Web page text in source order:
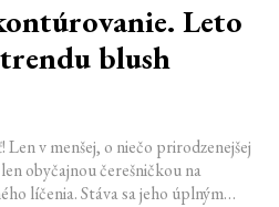
Leto
blush
Len v menšej, o niečo prirodzenejšej
obyčajnou čerešničkou na
líčenia. Stáva sa jeho úplným